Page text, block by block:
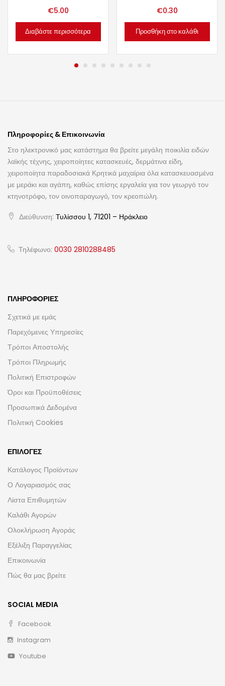
€5.00
Διαβάστε περισσότερα
€0.30
Προσθήκη στο καλάθι
Πληροφορίες & Επικοινωνία
Στο ηλεκτρονικό μας κατάστημα θα βρείτε μεγάλη ποικιλία ειδών
λαϊκής τέχνης, χειροποίητες κατασκευές, δερμάτινα είδη,
χειροποίητα παραδοσιακά Κρητικά μαχαίρια όλα κατασκευασμένα
με μεράκι και αγάπη, καθώς επίσης εργαλεία για τον γεωργό τον
κτηνοτρόφο, τον οινοπαραγωγό, τον κρεοπώλη.
Διεύθυνση: Τυλίσσου 1, 71201 – Ηράκλειο
Τηλέφωνο: 0030 2810288485
ΠΛΗΡΟΦΟΡΊΕΣ
Σχετικά με εμάς
Παρεχόμενες Υπηρεσίες
Τρόποι Αποστολής
Τρόποι Πληρωμής
Πολιτική Επιστροφών
Όροι και Προϋποθέσεις
Προσωπικά Δεδομένα
Πολιτική Cookies
ΕΠΙΛΟΓΈΣ
Κατάλογος Προϊόντων
Ο Λογαριασμός σας
Λίστα Επιθυμητών
Καλάθι Αγορών
Ολοκλήρωση Αγοράς
Εξέλιξη Παραγγελίας
Επικοινωνία
Πώς θα μας βρείτε
SOCIAL MEDIA
Facebook
Instagram
Youtube